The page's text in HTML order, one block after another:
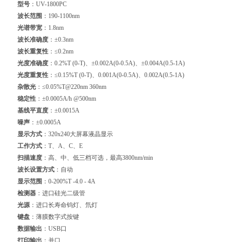
型号 ：UV-1800PC
波长范围 ：190-1100nm
光谱带宽 ：1.8nm
波长准确度 ：±0.3nm
波长重复性 ：≤0.2nm
光度准确度 ：0.2%T (0-T)、±0.002A(0-0.5A)、±0.004A(0.5-1A)
光度重复性 ：≤0.15%T (0-T)、0.001A(0-0.5A)、0.002A(0.5-1A)
杂散光 ：≤0.05%T@220nm 360nm
稳定性 ：±0.0005A/h @500nm
基线平直度 ：±0.0015A
噪声 ：±0.0005A
显示方式 ：320x240大屏幕液晶显示
工作方式 ：T、A、C、E
扫描速度 ：高、中、低三档可选，最高3800nm/min
波长设置方式 ：自动
显示范围 ：0-200%T -4.0 - 4A
检测器 ：进口硅光二级管
光源：进口长寿命钨灯、氘灯
键盘 ：薄膜数字式按键
数据输出 ：USB口
打印输出 ：并口